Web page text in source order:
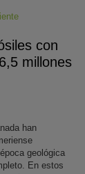
con
millones
han
geológica
En estos